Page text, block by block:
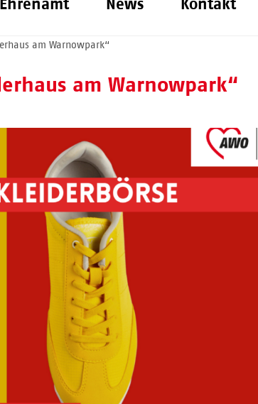
Ehrenamt News Kontakt
am Warnowpark“
am Warnowpark“